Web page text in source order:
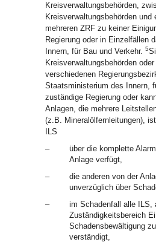
Kreisverwaltungsbehörden,
Kreisverwaltungsbehörden
mehreren ZRF zu keiner
Regierung oder in Einzelfällen
Innern, für Bau und Verkehr. 5
Kreisverwaltungsbehörden
verschiedenen
Staatsministerium des Innern,
zuständige Regierung oder
Anlagen, die mehrere
(z.B. Mineralölfernleitungen),
ILS
–
über die komplette
Anlage verfügt,
–
die anderen von der
unverzüglich über
–
im Schadenfall alle ILS,
Zuständigkeitsbereich
Schadensbewältigung
verständigt,